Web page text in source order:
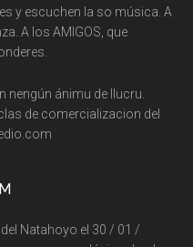
y escuchen la so música. A
A los AMIGOS, que
nengún ánimu de llucru.
de comercializacion del
Natahoyo el 30 / 01 /